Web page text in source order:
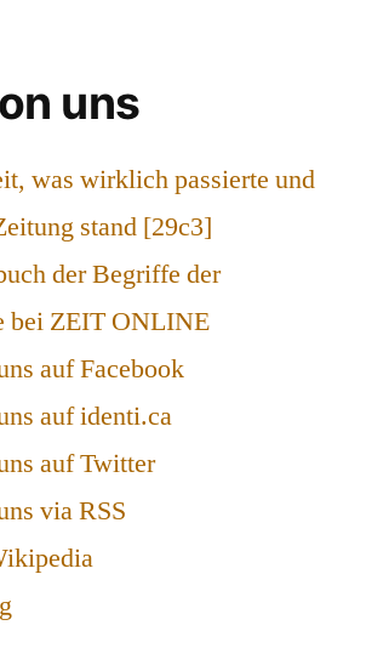
uns
was wirklich passierte und
stand [29c3]
der Begriffe der
bei ZEIT ONLINE
auf Facebook
auf identi.ca
auf Twitter
via RSS